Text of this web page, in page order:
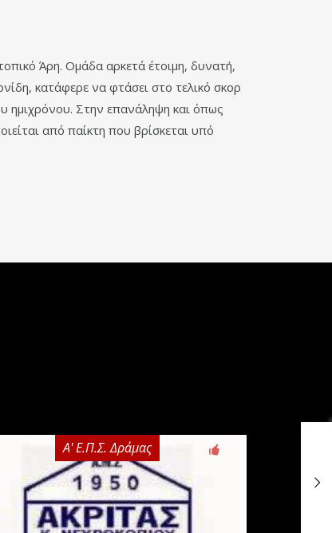
Άρη. Ομάδα αρκετά έτοιμη, δυνατή,
κατάφερε να φτάσει στο τελικό σκορ
ημιχρόνου. Στην επανάληψη και όπως
από παίκτη που βρίσκεται υπό
Α' Ε.Π.Σ. Δράμας